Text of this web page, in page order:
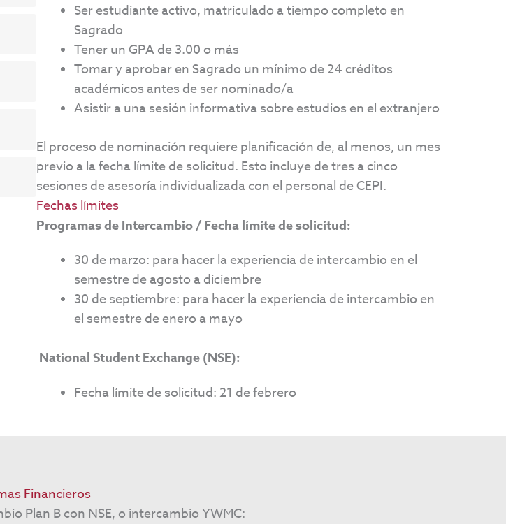
Ser estudiante activo, matriculado a tiempo completo en
Sagrado
Tener un GPA de 3.00 o más
Tomar y aprobar en Sagrado un mínimo de 24 créditos
académicos antes de ser nominado/a
Asistir a una sesión informativa sobre estudios en el extranjero
El proceso de nominación requiere planificación de, al menos, un mes
previo a la fecha límite de solicitud. Esto incluye de tres a cinco
sesiones de asesoría individualizada con el personal de CEPI.
Fechas límites
Programas de Intercambio / Fecha límite de solicitud:
30 de marzo: para hacer la experiencia de intercambio en el
semestre de agosto a diciembre
30 de septiembre: para hacer la experiencia de intercambio en
el semestre de enero a mayo
National Student Exchange (NSE):
Fecha límite de solicitud: 21 de febrero
Financieros
Plan B con NSE, o intercambio YWMC: